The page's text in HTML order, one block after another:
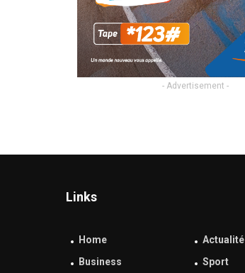
- Advertisement -
Links
Home
Actualité
Business
Sport